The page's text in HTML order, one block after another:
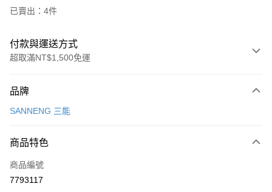
已賣出：4件
付款與運送方式
超取滿NT$1,500免運
信用卡一次付款
Apple Pay
悠遊付
品牌
SANNENG 三能
商品特色
商品編號
7793117